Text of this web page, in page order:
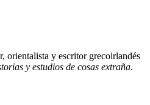
orientalista y escritor grecoirlandés
y estudios de cosas extraña.